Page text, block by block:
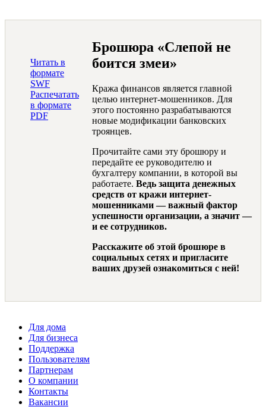
Читать в
формате
SWF
Распечатать
в формате
PDF
Брошюра «Слепой не
боится змеи»
Кража финансов является главной
целью интернет-мошенников. Для
этого постоянно разрабатываются
новые модификации банковских
троянцев.
Прочитайте сами эту брошюру и
передайте ее руководителю и
бухгалтеру компании, в которой вы
работаете. Ведь защита денежных
средств от кражи интернет-
мошенниками — важный фактор
успешности организации, а значит —
и ее сотрудников.
Расскажите об этой брошюре в
социальных сетях и пригласите
ваших друзей ознакомиться с ней!
Для дома
Для бизнеса
Поддержка
Пользователям
Партнерам
О компании
Контакты
Вакансии